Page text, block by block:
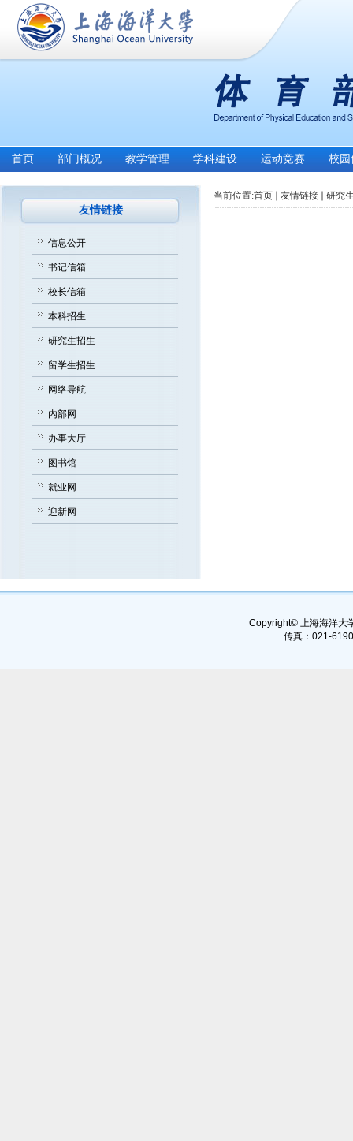
首页 部门概况 教学管理 学科建设 运动竞赛 校园
友情链接
信息公开
书记信箱
校长信箱
本科招生
研究生招生
留学生招生
网络导航
内部网
办事大厅
图书馆
就业网
迎新网
当前位置:首页 友情链接 研究
Copyright© 上海海洋大
传真：021-